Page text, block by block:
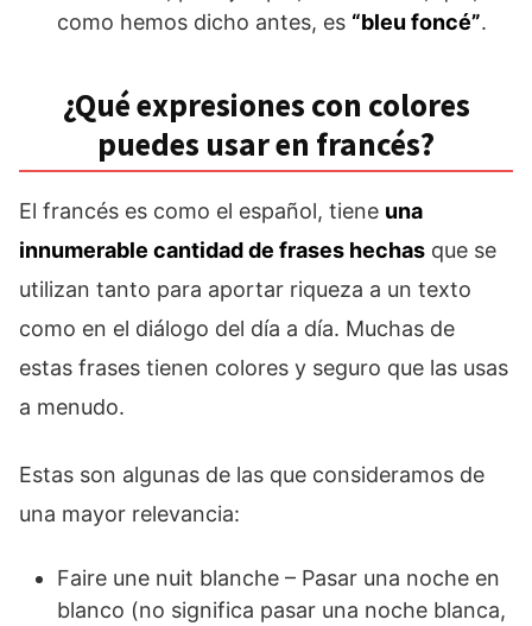
como hemos dicho antes, es “bleu foncé”.
¿Qué expresiones con colores
puedes usar en francés?
El francés es como el español, tiene una
innumerable cantidad de frases hechas que se
utilizan tanto para aportar riqueza a un texto
como en el diálogo del día a día. Muchas de
estas frases tienen colores y seguro que las usas
a menudo.
Estas son algunas de las que consideramos de
una mayor relevancia:
Faire une nuit blanche – Pasar una noche en
blanco (no significa pasar una noche blanca,